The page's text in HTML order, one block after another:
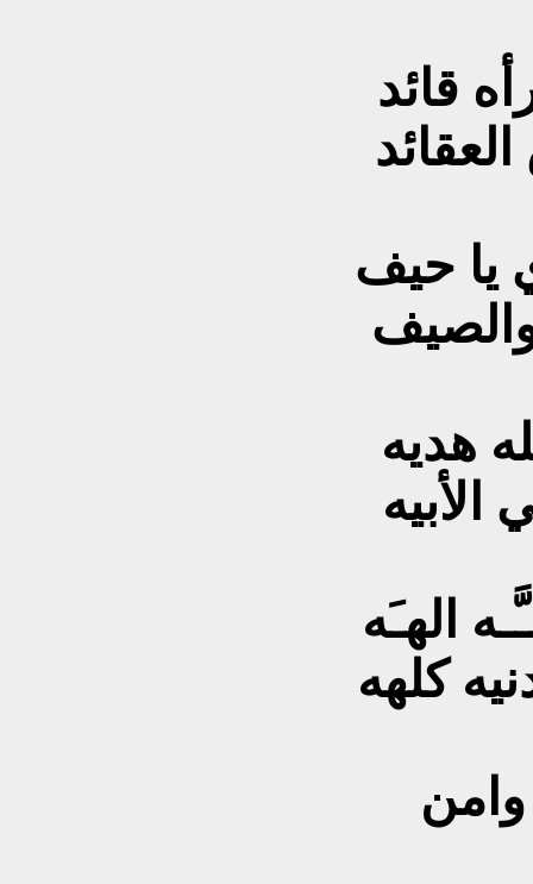
قائد
يا حيف
والصيف
هديه
الهـَه
كلهه
وامن